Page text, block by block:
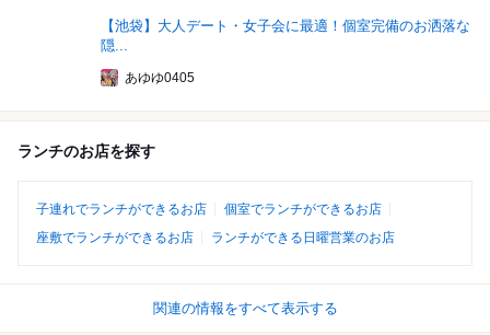
【池袋】大人デート・女子会に最適！個室完備のお洒落な
隠...
あゆゆ0405
ランチのお店を探す
子連れでランチができるお店
個室でランチができるお店
座敷でランチができるお店
ランチができる日曜営業のお店
関連の情報をすべて表示する